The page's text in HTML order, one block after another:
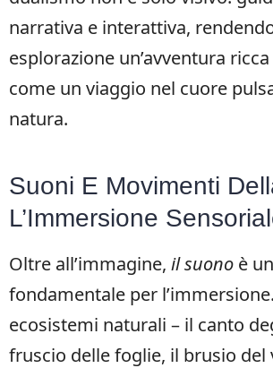
narrativa e interattiva,
esplorazione un’avventura
come un viaggio nel cuore
natura.
Suoni E Movimenti
L’Immersione
Oltre all’immagine, il suono è
fondamentale per
ecosistemi naturali – il canto
fruscio delle foglie, il brusio del